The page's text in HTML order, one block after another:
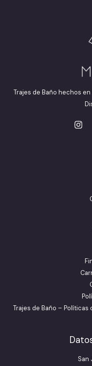
Trajes de Baño hechos
Trajes de Baño – Políticas
San